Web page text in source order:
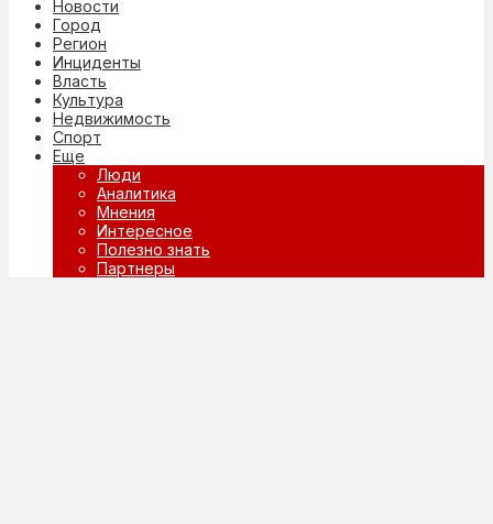
Новости
Город
Регион
Инциденты
Власть
Культура
Недвижимость
Спорт
Еще
Люди
Аналитика
Мнения
Интересное
Полезно знать
Партнеры